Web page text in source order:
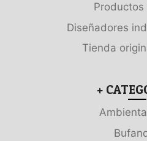
Productos
Diseñadores
Tienda
+